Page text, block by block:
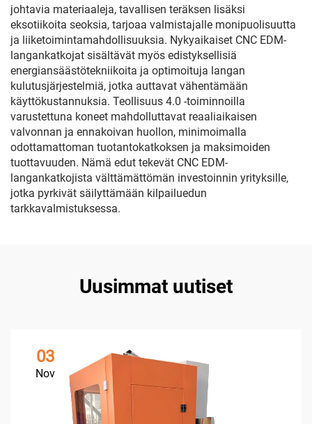
johtavia materiaaleja, tavallisen teräksen lisäksi
eksotiikoita seoksia, tarjoaa valmistajalle monipuolisuutta
ja liiketoimintamahdollisuuksia. Nykyaikaiset CNC EDM-
langankatkojat sisältävät myös edistyksellisiä
energiansäästötekniikoita ja optimoituja langan
kulutusjärjestelmiä, jotka auttavat vähentämään
käyttökustannuksia. Teollisuus 4.0 -toiminnoilla
varustettuna koneet mahdolluttavat reaaliaikaisen
valvonnan ja ennakoivan huollon, minimoimalla
odottamattoman tuotantokatkoksen ja maksimoiden
tuottavuuden. Nämä edut tekevät CNC EDM-
langankatkojista välttämättömän investoinnin yrityksille,
jotka pyrkivät säilyttämään kilpailuedun
tarkkavalmistuksessa.
Uusimmat uutiset
03
Nov